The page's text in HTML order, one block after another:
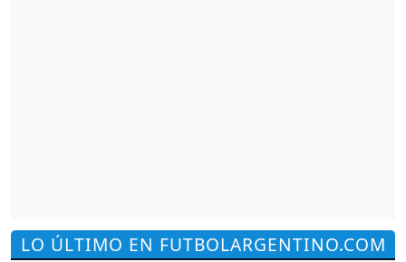
LO ÚLTIMO EN FUTBOLARGENTINO.COM